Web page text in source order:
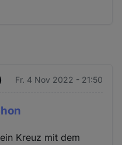
Fr. 4 Nov 2022 - 21:50
Kreuz mit dem